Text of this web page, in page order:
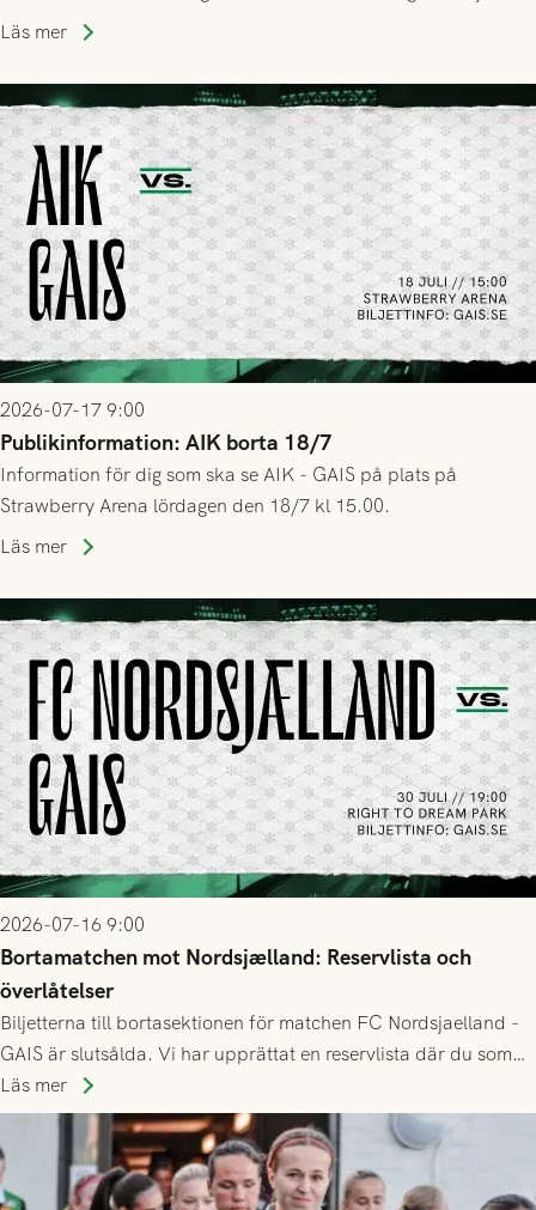
trupp till matchen:
Läs mer
2026-07-17 9:00
Publikinformation: AIK borta 18/7
Information för dig som ska se AIK - GAIS på plats på
Strawberry Arena lördagen den 18/7 kl 15.00.
Läs mer
2026-07-16 9:00
Bortamatchen mot Nordsjælland: Reservlista och
överlåtelser
Biljetterna till bortasektionen för matchen FC Nordsjaelland -
GAIS är slutsålda. Vi har upprättat en reservlista där du som
ännu inte har någon biljett kan anmäla ditt intresse. Du kan
inte själv överlåta din biljett till någon annan.
Läs mer